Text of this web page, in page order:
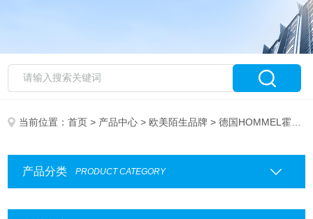
当前位置：首页 > 产品中心 > 欧美陌生品牌 > 德国HOMMEL霍梅尔
产品分类 PRODUCT CATEGORY